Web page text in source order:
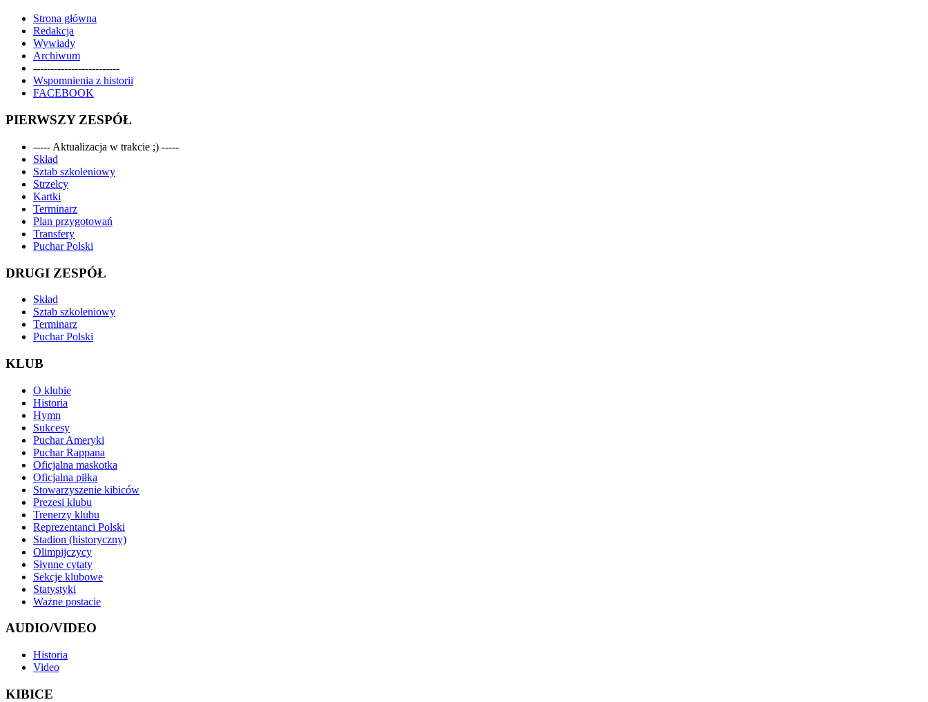
Strona główna
Redakcja
Wywiady
Archiwum
-------------------------
Wspomnienia z historii
FACEBOOK
PIERWSZY ZESPÓŁ
----- Aktualizacja w trakcie ;) -----
Skład
Sztab szkoleniowy
Strzelcy
Kartki
Terminarz
Plan przygotowań
Transfery
Puchar Polski
DRUGI ZESPÓŁ
Skład
Sztab szkoleniowy
Terminarz
Puchar Polski
KLUB
O klubie
Historia
Hymn
Sukcesy
Puchar Ameryki
Puchar Rappana
Oficjalna maskotka
Oficjalna piłka
Stowarzyszenie kibiców
Prezesi klubu
Trenerzy klubu
Reprezentanci Polski
Stadion (historyczny)
Olimpijczycy
Słynne cytaty
Sekcje klubowe
Statystyki
Ważne postacie
AUDIO/VIDEO
Historia
Video
KIBICE